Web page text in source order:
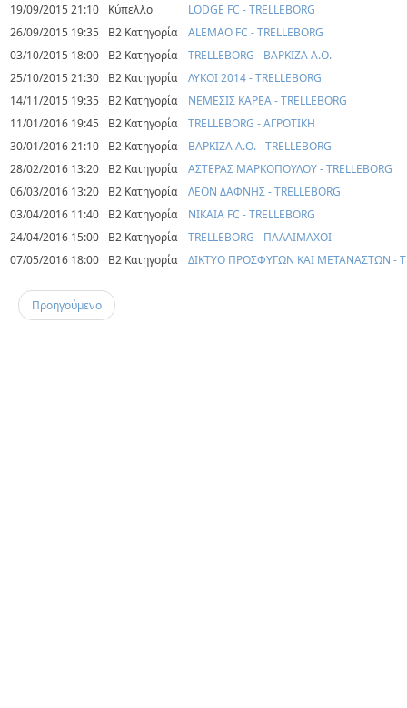
19/09/2015 21:10
Κύπελλο
LODGE FC - TRELLEBORG
26/09/2015 19:35
Β2 Κατηγορία
ALEMAO FC - TRELLEBORG
03/10/2015 18:00
Β2 Κατηγορία
TRELLEBORG - ΒΑΡΚΙΖΑ Α.Ο.
25/10/2015 21:30
Β2 Κατηγορία
ΛΥΚΟΙ 2014 - TRELLEBORG
14/11/2015 19:35
Β2 Κατηγορία
ΝΕΜΕΣΙΣ ΚΑΡΕΑ - TRELLEBORG
11/01/2016 19:45
Β2 Κατηγορία
TRELLEBORG - ΑΓΡΟΤΙΚΗ
30/01/2016 21:10
Β2 Κατηγορία
ΒΑΡΚΙΖΑ Α.Ο. - TRELLEBORG
28/02/2016 13:20
Β2 Κατηγορία
ΑΣΤΕΡΑΣ ΜΑΡΚΟΠΟΥΛΟΥ - TRELLEBORG
06/03/2016 13:20
Β2 Κατηγορία
ΛΕΟΝ ΔΑΦΝΗΣ - TRELLEBORG
03/04/2016 11:40
Β2 Κατηγορία
ΝΙΚΑΙΑ FC - TRELLEBORG
24/04/2016 15:00
Β2 Κατηγορία
TRELLEBORG - ΠΑΛΑΙΜΑΧΟΙ
07/05/2016 18:00
Β2 Κατηγορία ΔΙΚΤΥΟ ΠΡΟΣΦΥΓΩΝ ΚΑΙ ΜΕΤΑΝΑΣΤΩΝ -
Προηγούμενο